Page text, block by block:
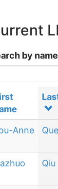
by name
Anne
Qiu